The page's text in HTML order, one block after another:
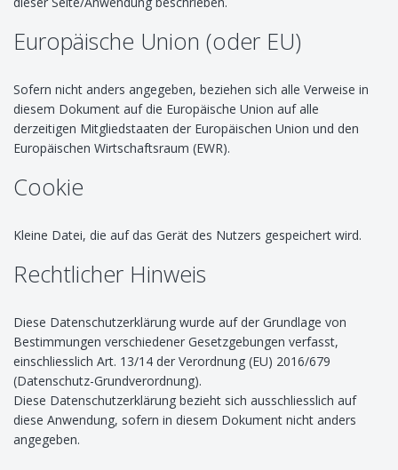
Europäische Union (oder EU)
Sofern nicht anders angegeben, beziehen sich alle Verweise in
diesem Dokument auf die Europäische Union auf alle
derzeitigen Mitgliedstaaten der Europäischen Union und den
Europäischen Wirtschaftsraum (EWR).
Cookie
Kleine Datei, die auf das Gerät des Nutzers gespeichert wird.
Rechtlicher Hinweis
Diese Datenschutzerklärung wurde auf der Grundlage von
Bestimmungen verschiedener Gesetzgebungen verfasst,
einschliesslich Art. 13/14 der Verordnung (EU) 2016/679
(Datenschutz-Grundverordnung).
Diese Datenschutzerklärung bezieht sich ausschliesslich auf
diese Anwendung, sofern in diesem Dokument nicht anders
angegeben.